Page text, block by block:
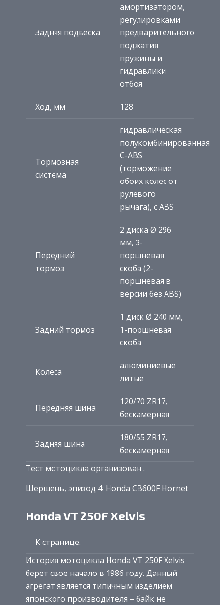
Задняя подвеска
амортизатором,
регулировками
предварительного
поджатия
пружины и
гидравлики
отбоя
Ход, мм 128
Тормозная
система
гидравлическая
полукомбинированная
С-ABS
(торможение
обоих колес от
рулевого
рычага), с ABS
Передний
тормоз
2 диска Ø 296
мм, 3-
поршневая
скоба (2-
поршневая в
версии без ABS)
Задний тормоз
1 диск Ø 240 мм,
1-поршневая
скоба
Колеса
алюминиевые
литые
Передняя шина
120/70 ZR17,
бескамерная
Задняя шина
180/55 ZR17,
бескамерная
Тест мотоцикла организован .
Шершень, эпизод 4: Honda CB600F Hornet
Honda VT 250F Xelvis
К странице.
История мотоцикла Honda VT 250F Xelvis
берет свое начало в 1986 году. Данный
агрегат является типичным изделием
японского производителя – байк не